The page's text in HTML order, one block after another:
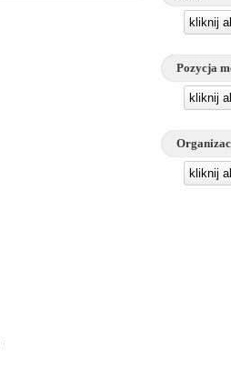
kliknij
Pozycja
kliknij
kliknij